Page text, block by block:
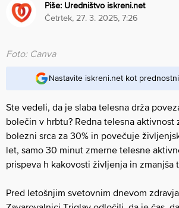
Piše: Uredništvo iskreni.net
četrtek, 27. 3. 2025, 7:26
Foto: Canva
Nastavite iskreni.net kot
Ste vedeli, da je slaba telesna drža
bolečin v hrbtu? Redna telesna aktivnost
bolezni srca za 30% in povečuje
let, samo 30 minut zmerne telesne
prispeva h kakovosti življenja in zmanjša
Pred letošnjim svetovnim dnevom